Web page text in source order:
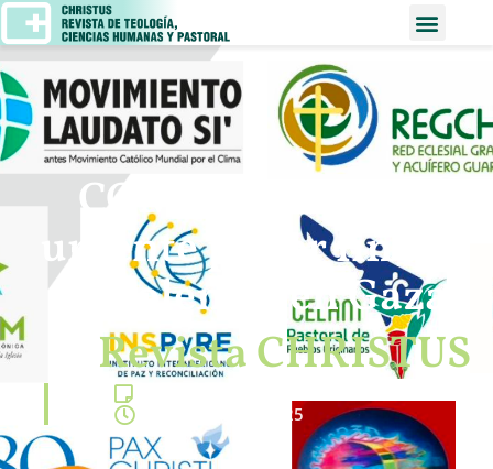
COMUNICADO: «Es
urgente poner fin a la
violencia en Gaza»
Revista CHRISTUS
septiembre 19, 2025